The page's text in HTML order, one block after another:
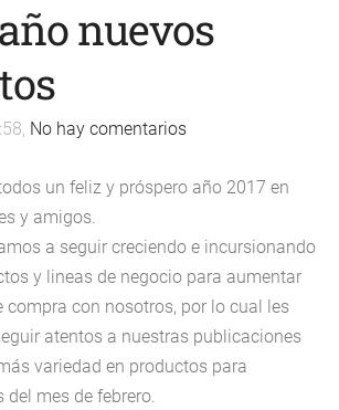
nuevos
No hay comentarios
un feliz y próspero año 2017 en
y amigos.
a seguir creciendo e incursionando
y lineas de negocio para aumentar
compra con nosotros, por lo cual les
atentos a nuestras publicaciones
variedad en productos para
mes de febrero.